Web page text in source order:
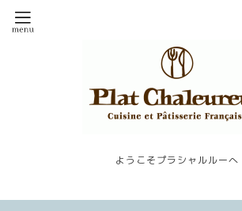
ようこそプラシャルルーへ